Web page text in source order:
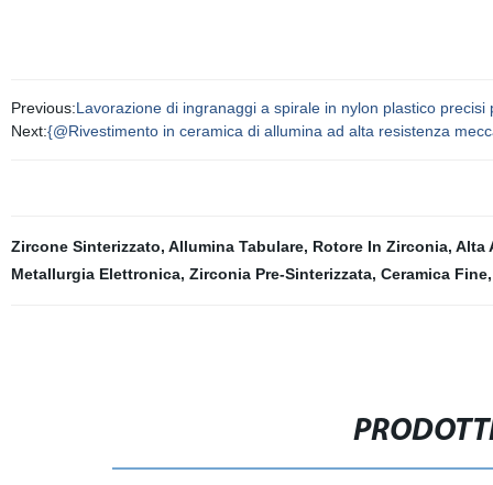
Previous:Lavorazione di ingranaggi a spirale in nylon plastico
Next:{@Rivestimento in ceramica di allumina ad alta resistenza
Zircone Sinterizzato, Allumina Tabulare, Rotore In Zirconia, Alta
Metallurgia Elettronica, Zirconia Pre-Sinterizzata, Ceramica Fine